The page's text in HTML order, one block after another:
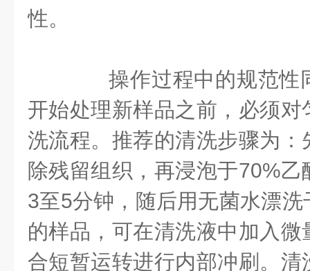
性。
操作过程中的规范性
开始处理新样品之前，必须
洗流程。推荐的清洗步骤为
除残留组织，再浸泡于70%
3至5分钟，随后用无菌水漂
的样品，可在清洗液中加入
合短暂运转进行内部冲刷。